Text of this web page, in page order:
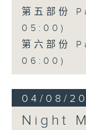
第五部份
05:00)
第六部份
06:00)
04/08/
Night